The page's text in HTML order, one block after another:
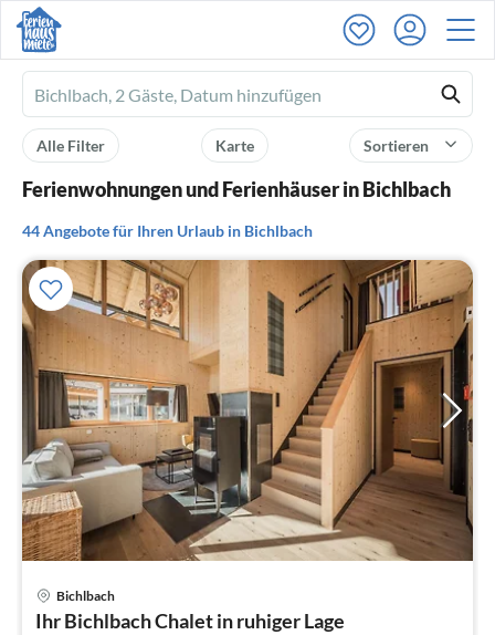
Ferienhausmiete
logo
Sortieren
Karte
Alle Filter
Ferienwohnungen und Ferienhäuser in Bichlbach
44 Angebote für Ihren Urlaub in Bichlbach
Bichlbach
Ihr Bichlbach Chalet in ruhiger Lage